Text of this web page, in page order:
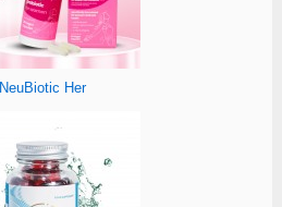
NeuBiotic Her